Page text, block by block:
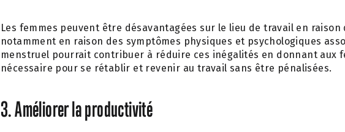
Les femmes peuvent être désavantagées sur le lieu de travail en
notamment en raison des symptômes physiques et psychologiques
menstruel pourrait contribuer à réduire ces inégalités en donnant aux
nécessaire pour se rétablir et revenir au travail sans être pénalisées.
3. Améliorer la productivité